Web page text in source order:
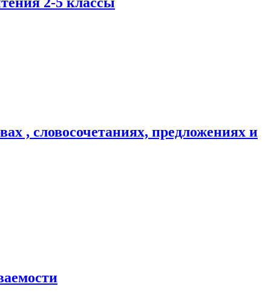
, словосочетаниях, предложениях и